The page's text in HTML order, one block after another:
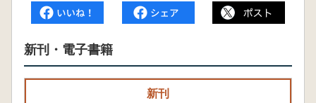
新刊・電子書籍
新刊